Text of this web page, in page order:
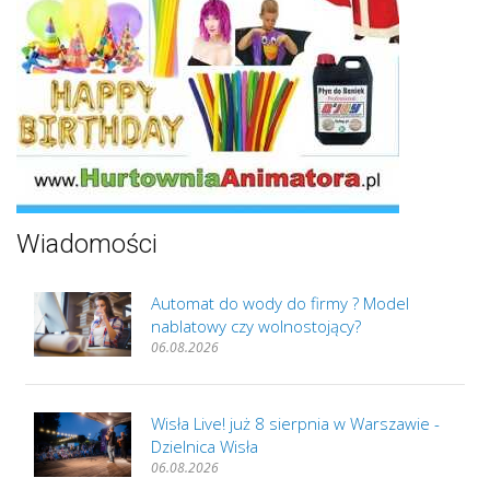
Wiadomości
Automat do wody do firmy ? Model
nablatowy czy wolnostojący?
06.08.2026
Wisła Live! już 8 sierpnia w Warszawie -
Dzielnica Wisła
06.08.2026